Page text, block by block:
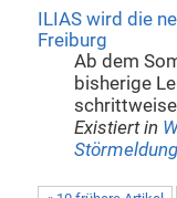
ILIAS wird die
Freiburg
Ab dem
bisherige
Existiert in